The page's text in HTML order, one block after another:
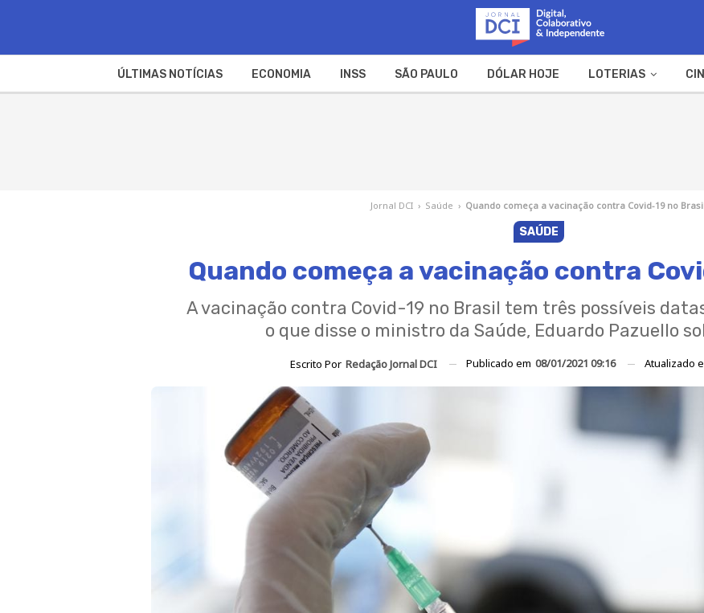
ÚLTIMAS NOTÍCIAS ECONOMIA INSS SÃO PAULO DÓLAR HOJE LOTERIAS
Jornal DCI › Saúde › Quando começa a vacinação contra Covid-19 no
SAÚDE
Quando começa a vacinação contra
A vacinação contra Covid-19 no Brasil tem três possíveis
o que disse o ministro da Saúde, Eduardo Pazuello
Escrito Por Redação Jornal DCI Publicado em 08/01/2021 09:16 Atualizado